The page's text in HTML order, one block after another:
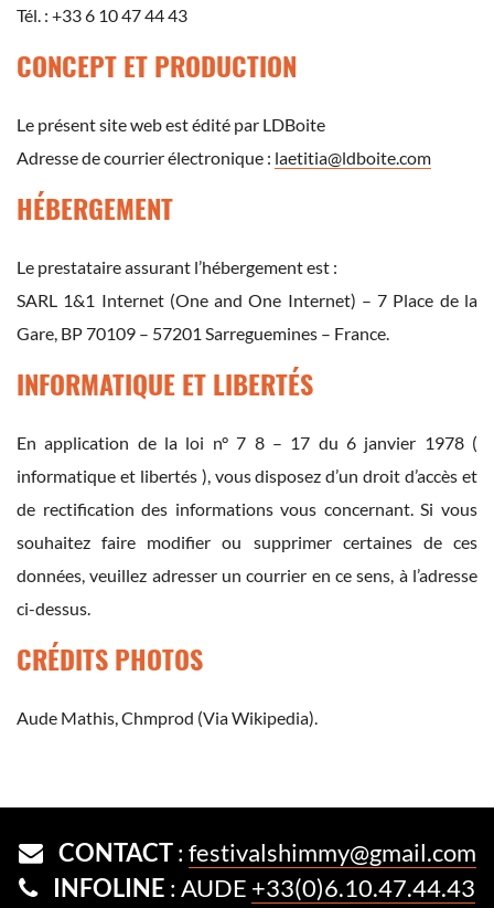
Tél. : +33 6 10 47 44 43
CONCEPT ET PRODUCTION
Le présent site web est édité par LDBoite
Adresse de courrier électronique : laetitia@ldboite.com
HÉBERGEMENT
Le prestataire assurant l’hébergement est :
SARL 1&1 Internet (One and One Internet) – 7 Place de la
Gare, BP 70109 – 57201 Sarreguemines – France.
INFORMATIQUE ET LIBERTÉS
En application de la loi n° 7 8 – 17 du 6 janvier 1978 (
informatique et libertés ), vous disposez d’un droit d’accès et
de rectification des informations vous concernant. Si vous
souhaitez faire modifier ou supprimer certaines de ces
données, veuillez adresser un courrier en ce sens, à l’adresse
ci-dessus.
CRÉDITS PHOTOS
Aude Mathis, Chmprod (Via Wikipedia).
CONTACT: festivalshimmy@gmail.com
INFOLINE : AUDE +33(0)6.10.47.44.43